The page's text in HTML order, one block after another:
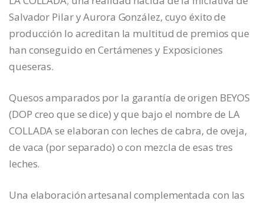
Salvador Pilar y Aurora González, cuyo éxito de
producción lo acreditan la multitud de premios que
han conseguido en Certámenes y Exposiciones
queseras.
Quesos amparados por la garantía de origen BEYOS
(DOP creo que se dice) y que bajo el nombre de LA
COLLADA se elaboran con leches de cabra, de oveja,
de vaca (por separado) o con mezcla de esas tres
leches.
Una elaboración artesanal complementada con las